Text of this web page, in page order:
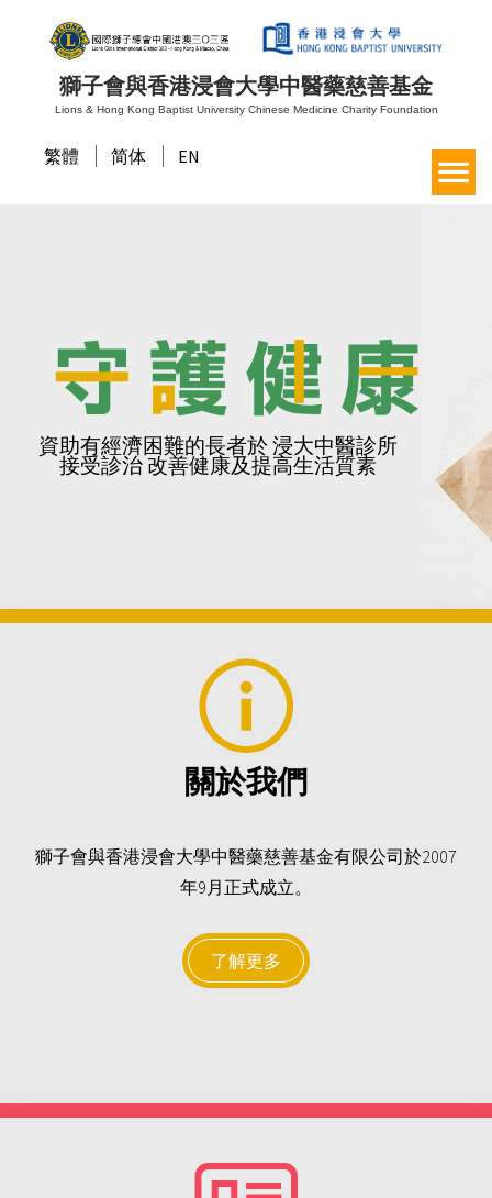
獅子會與香港浸會大學中醫藥慈善基金
Lions & Hong Kong Baptist University Chinese Medicine Charity Foundation
繁體 简体 EN
資助有經濟困難的長者於 浸大中醫診所
接受診治 改善健康及提高生活質素
關於我們
獅子會與香港浸會大學中醫藥慈善基金有限公司於2007
年9月正式成立。
了解更多